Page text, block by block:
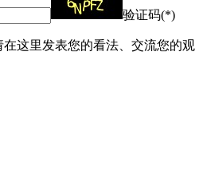
验证码(*)
这里发表您的看法、交流您的观